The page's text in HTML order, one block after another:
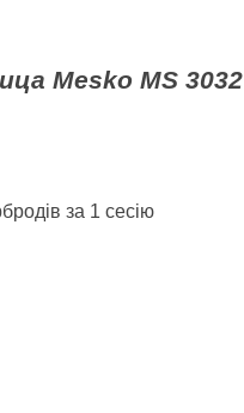
Mesko MS 3032
за 1 сесію